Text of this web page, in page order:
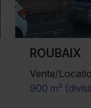
ROUBAIX
Location
1 406 m²